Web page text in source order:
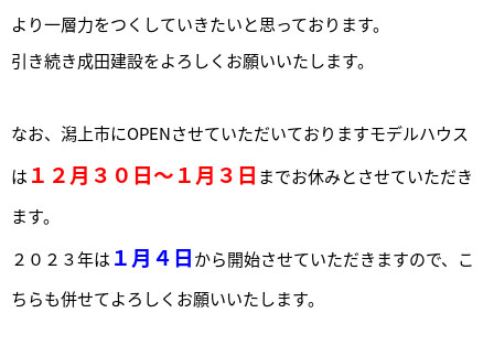
より一層力をつくしていきたいと思っております。
引き続き成田建設をよろしくお願いいたします。
なお、潟上市にOPENさせていただいておりますモデルハウス
は １２月３０日～１月３日 までお休みとさせていただき
ます。
２０２３年は １月４日から開始させていただきますので、こ
ちらも併せてよろしくお願いいたします。